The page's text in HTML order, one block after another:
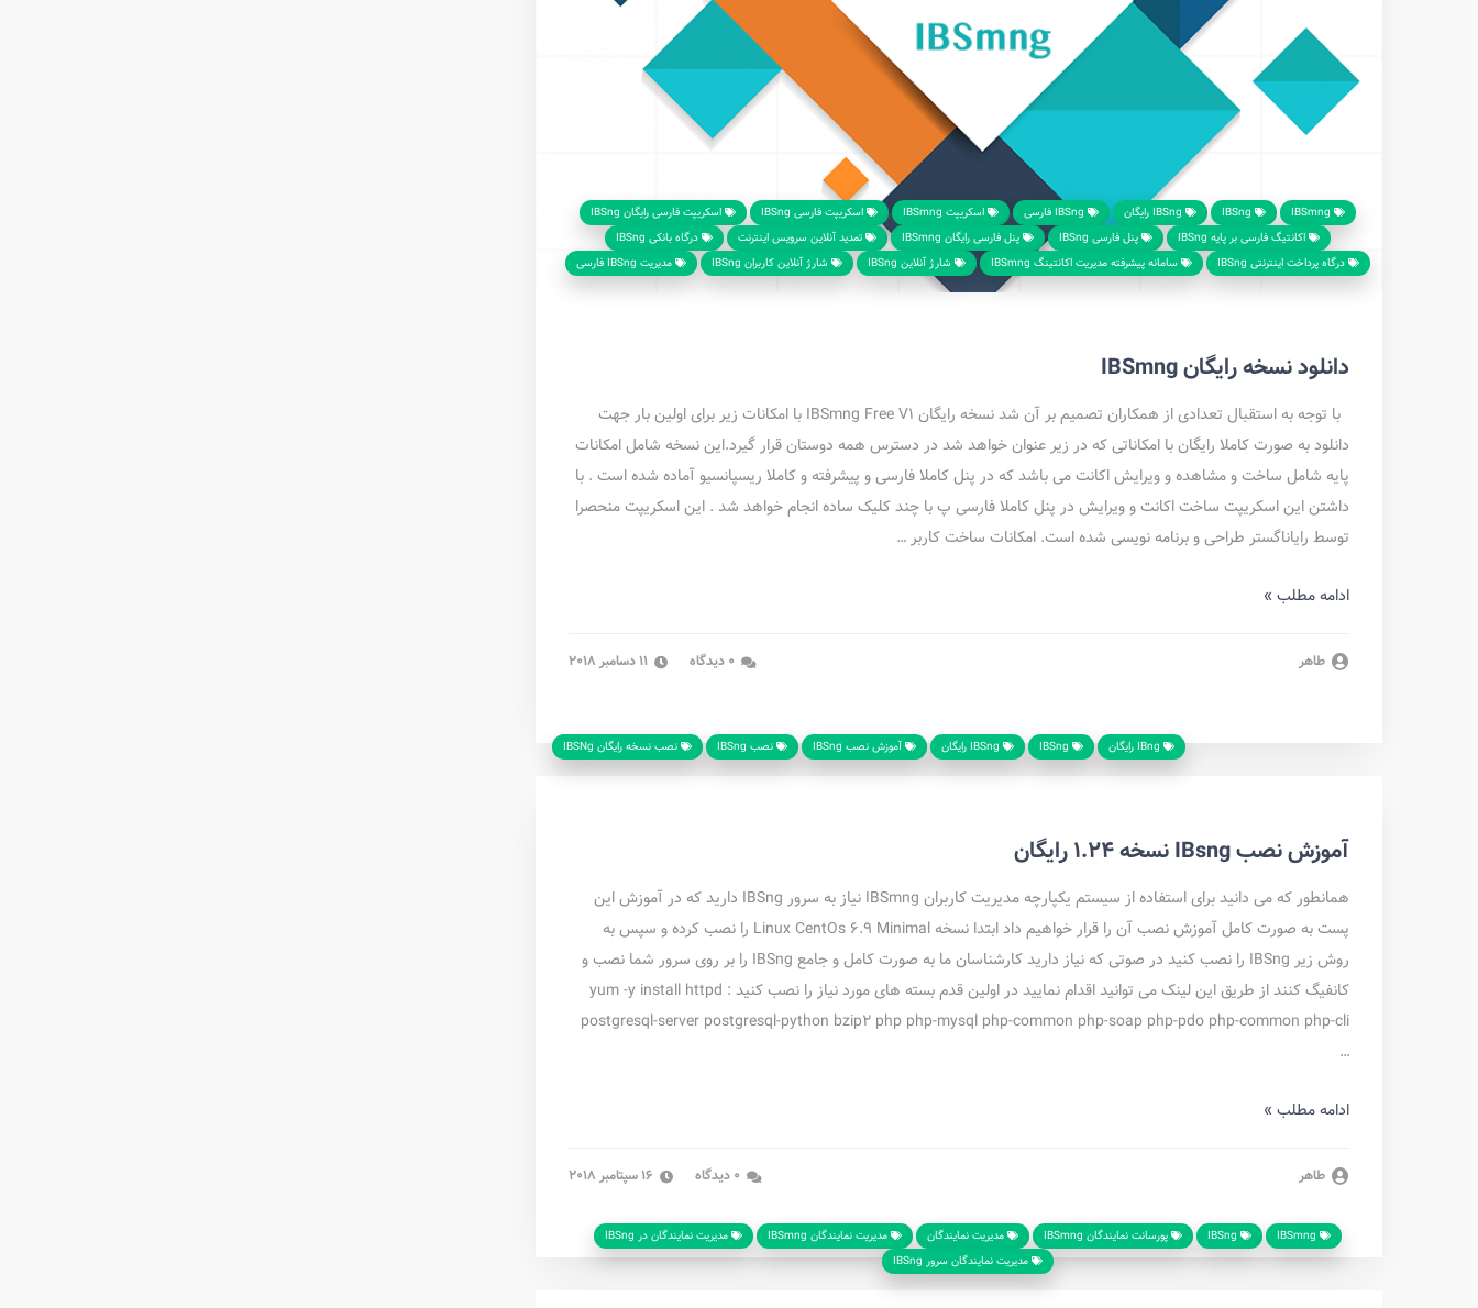
اسکریپت IBSmng اسکریپت فارسی IBSng
اسکریپت فارسی رایگان IBSng
اکانتیگ فارسی بر پایه IBSng
پنل فارسی IBSng پنل فارسی رایگان IBSmng تمدید آنلاین سرویس اینترنت
درگاه بانکی IBSng
درگاه پرداخت اینترنتی IBSng
سامانه پیشرفته مدیریت اکانتینگ IBSmng شارژ آنلاین IBSng شارژ‌ آنلاین ‌کاربران IBSng مدیریت IBSng فارسی
دانلود نسخه رایگان IBSmng
با توجه به استقبال تعدادی از همکاران تصمیم بر آن شد نسخه رایگان IBSmng Free V1 با امکانات زیر برای اولین بار جهت
دانلود به صورت کاملا رایگان با امکاناتی که در زیر عنوان خواهد شد در دسترس همه دوستان قرار گیرد.این نسخه شامل امکانات
پایه شامل ساخت و مشاهده و ویرایش اکانت می باشد که در پنل کاملا فارسی و پیشرفته و کاملا ریسپانسیو آماده شده است . با
داشتن این اسکریپت ساخت اکانت و ویرایش در پنل کاملا فارسی پ با چند کلیک ساده انجام خواهد شد . این اسکریپت منحصرا
توسط رایاناگستر طراحی و برنامه نویسی شده است. امکانات ساخت کاربر …
ادامه مطلب »
طاهر
آموزش نصب IBSng نصب IBSng نصب نسخه رایگان IBSNg
آموزش نصب IBsng نسخه 1.24 رایگان
همانطور که می دانید برای استفاده از سیستم یکپارچه مدیریت کاربران IBSmng نیاز به سرور IBSng دارید که در آموزش این
پست به صورت کامل آموزش نصب آن را قرار خواهیم داد ابتدا نسخه Linux CentOs 6.9 Minimal را نصب کرده و سپس به
روش زیر IBSng را نصب کنید در صوتی که نیاز دارید کارشناسان ما به صورت کامل و جامع IBSng را بر روی سرور شما نصب و
کانفیگ کنند از طریق این لینک می توانید اقدام نمایید در اولین قدم بسته های مورد نیاز را نصب کنید : yum -y install httpd
postgresql-server postgresql-python bzip2 php php-mysql php-common php-soap php-pdo php-common php-cli
…
ادامه مطلب »
طاهر
پورسانت نمایندگان IBSmng مدیریت نمایندگان مدیریت نمایندگان IBSmng
مدیریت نمایندگان در IBSng
مدیریت نمایندگان سرور IBSng